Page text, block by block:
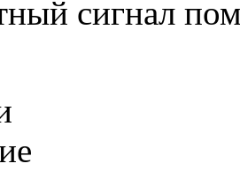
сигнал